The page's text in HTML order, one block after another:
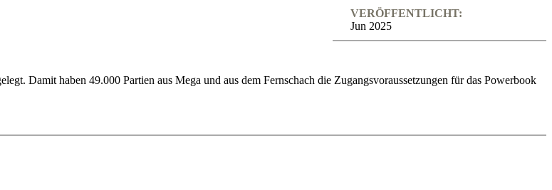
VERÖFFENTLICHT:
Jun 2025
Damit haben 49.000 Partien aus Mega und aus dem Fernschach die Zugangsvoraussetzungen für das Powerbook